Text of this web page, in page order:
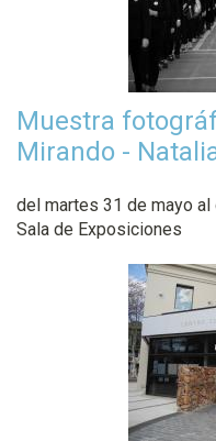
Muestra
Mirando -
del martes 31 de mayo
Sala de Exposiciones